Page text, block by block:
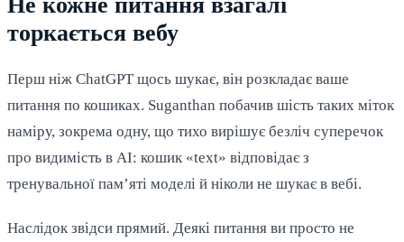
торкається вебу
Перш ніж ChatGPT щось шукає, він розкладає ваше
питання по кошиках. Suganthan побачив шість таких міток
наміру, зокрема одну, що тихо вирішує безліч суперечок
про видимість в AI: кошик «text» відповідає з
тренувальної пам’яті моделі й ніколи не шукає в вебі.
Наслідок звідси прямий. Деякі питання ви просто не